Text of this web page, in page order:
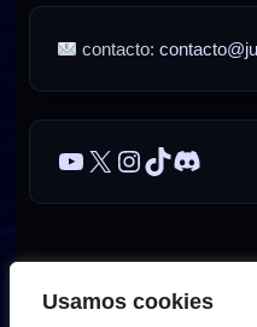
Usamos cookies
contacto:
YouTube
X Instagram
TikTok
Discord
Sobre JuegoNext
AVISO